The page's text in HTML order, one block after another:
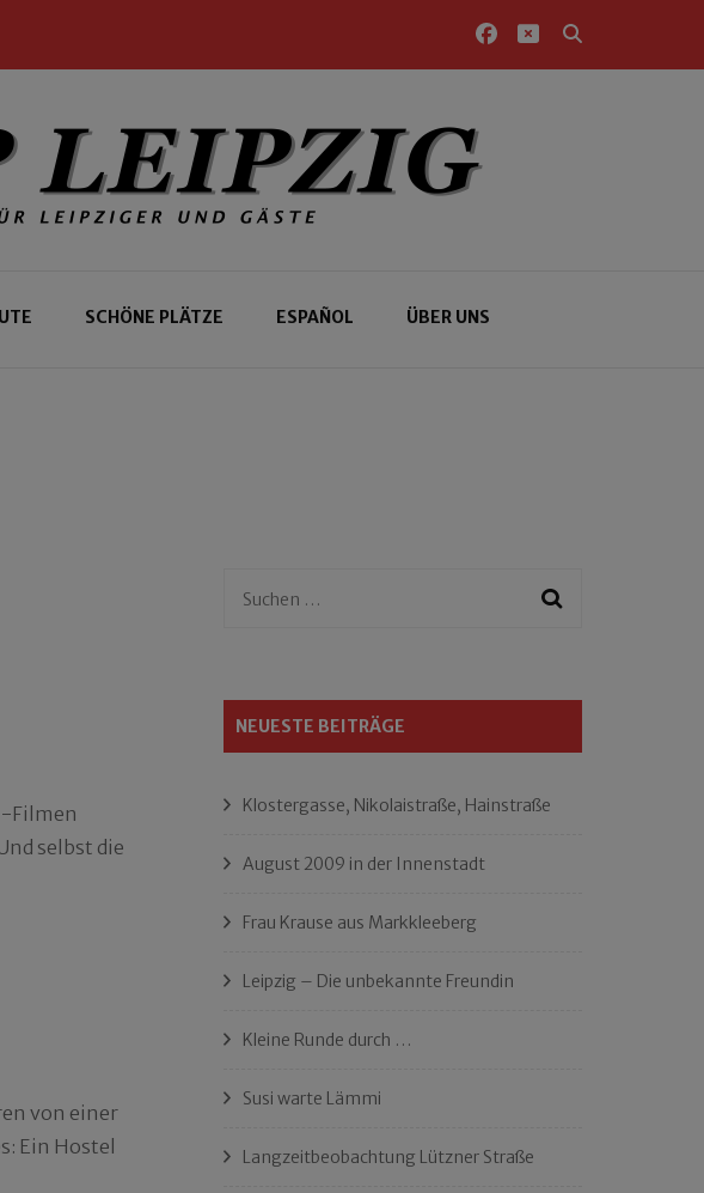
SCHÖNE PLÄTZE ESPAÑOL ÜBER UNS
Filmen
selbst die
von einer
Ein Hostel
Suchen
NEUESTE BEITRÄGE
Klostergasse, Nikolaistraße, Hainstraße
August 2009 in der Innenstadt
Frau Krause aus Markkleeberg
Leipzig – Die unbekannte Freundin
Kleine Runde durch …
Susi warte Lämmi
Langzeitbeobachtung Lützner Straße